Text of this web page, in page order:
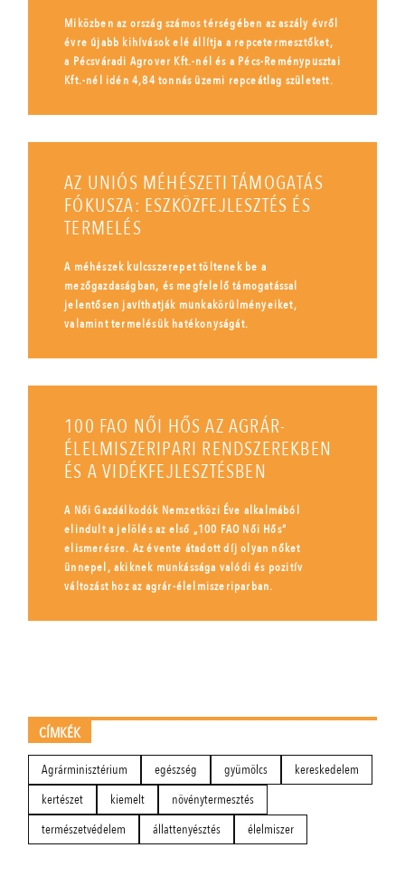
Miközben az ország számos térségében az aszály évről
évre újabb kihívások elé állítja a repcetermesztőket,
a Pécsváradi Agrover Kft.-nél és a Pécs-Reménypusztai
Kft.-nél idén 4,84 tonnás üzemi repceátlag született.
AZ UNIÓS MÉHÉSZETI TÁMOGATÁS
FÓKUSZA: ESZKÖZFEJLESZTÉS ÉS
TERMELÉS
A méhészek kulcsszerepet töltenek be a
mezőgazdaságban, és megfelelő támogatással
jelentősen javíthatják munkakörülményeiket,
valamint termelésük hatékonyságát.
100 FAO NŐI HŐS AZ AGRÁR-
ÉLELMISZERIPARI RENDSZEREKBEN
ÉS A VIDÉKFEJLESZTÉSBEN
A Női Gazdálkodók Nemzetközi Éve alkalmából
elindult a jelölés az első „100 FAO Női Hős”
elismerésre. Az évente átadott díj olyan nőket
ünnepel, akiknek munkássága valódi és pozitív
változást hoz az agrár-élelmiszeriparban.
CÍMKÉK
Agrárminisztérium egészség gyümölcs
kereskedelem
kertészet
kiemelt
növénytermesztés
természetvédelem
állattenyésztés élelmiszer